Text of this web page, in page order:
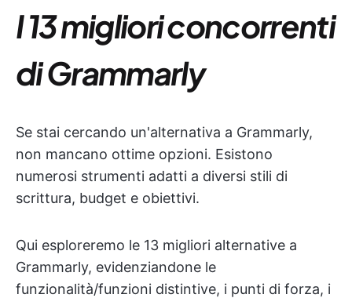
I 13 migliori concorrenti
di Grammarly
Se stai cercando un'alternativa a Grammarly,
non mancano ottime opzioni. Esistono
numerosi strumenti adatti a diversi stili di
scrittura, budget e obiettivi.
Qui esploreremo le 13 migliori alternative a
Grammarly, evidenziandone le
funzionalità/funzioni distintive, i punti di forza, i